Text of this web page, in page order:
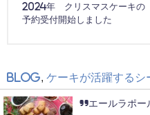
2024年 クリスマスケーキの
予約受付開始しました
Blog ケーキが活躍するシ
”エールラポー